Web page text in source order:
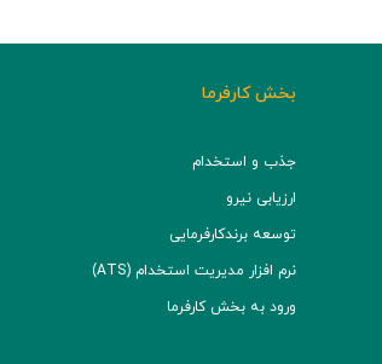
بخش کارفرما
جذب و استخدام
ارزیابی نیرو
توسعه برند‌کارفرمایی
نرم افزار مدیریت استخدام (ATS)
ورود به بخش کارفرما